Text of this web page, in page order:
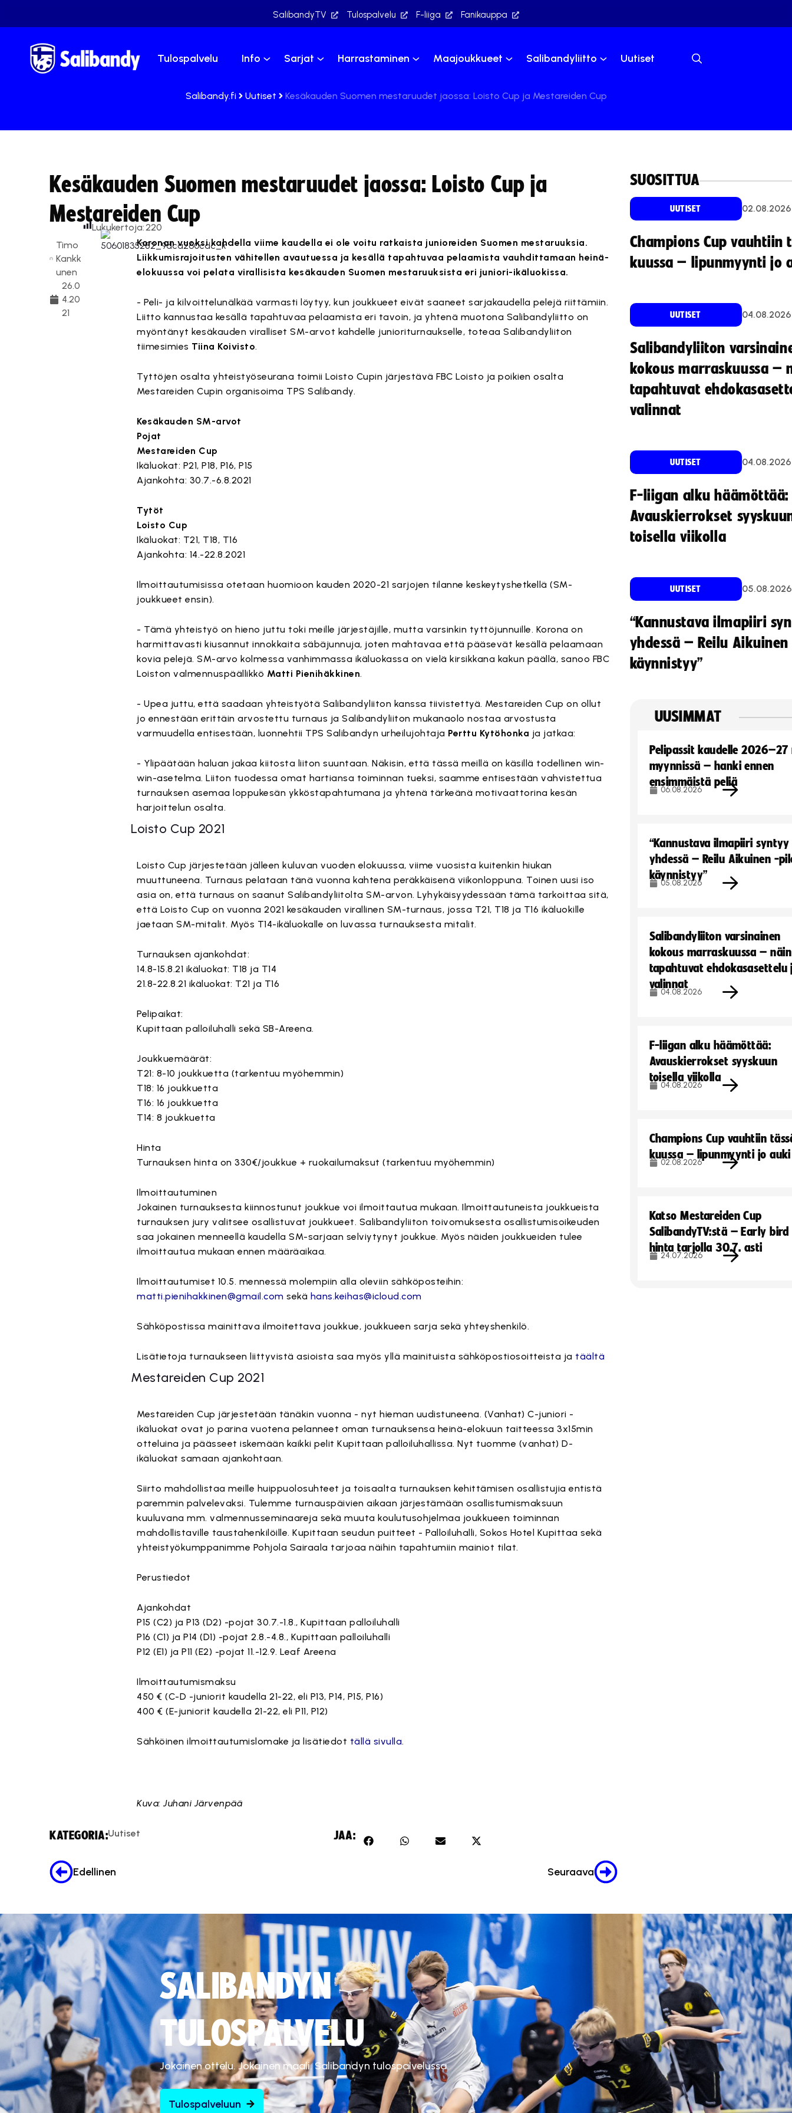
SalibandyTV Tulospalvelu F-liiga Fanikauppa
Tulospalvelu Info Sarjat Harrastaminen Maajoukkueet Salibandyliitto Uutiset
Salibandy.fi Uutiset Kesäkauden Suomen mestaruudet jaossa: Loisto Cup ja Mestareiden Cup
Kesäkauden Suomen mestaruudet jaossa: Loisto Cup ja
Mestareiden Cup
Timo
Kankk
unen
26.0
4.20
21
Lukukertoja:220
Koronan vuoksi kahdella viime kaudella ei ole voitu ratkaista junioreiden Suomen mestaruuksia.
Liikkumisrajoitusten vähitellen avautuessa ja kesällä tapahtuvaa pelaamista vauhdittamaan heinä-
elokuussa voi pelata virallisista kesäkauden Suomen mestaruuksista eri juniori-ikäluokissa.
- Peli- ja kilvoittelunälkää varmasti löytyy, kun joukkueet eivät saaneet sarjakaudella pelejä riittämiin.
Liitto kannustaa kesällä tapahtuvaa pelaamista eri tavoin, ja yhtenä muotona Salibandyliitto on
myöntänyt kesäkauden viralliset SM-arvot kahdelle junioriturnaukselle, toteaa Salibandyliiton
tiimesimies Tiina Koivisto.
Tyttöjen osalta yhteistyöseurana toimii Loisto Cupin järjestävä FBC Loisto ja poikien osalta
Mestareiden Cupin organisoima TPS Salibandy.
Kesäkauden SM-arvot
Pojat
Mestareiden Cup
Ikäluokat: P21, P18, P16, P15
Ajankohta: 30.7.-6.8.2021
Tytöt
Loisto Cup
Ikäluokat: T21, T18, T16
Ajankohta: 14.-22.8.2021
Ilmoittautumisissa otetaan huomioon kauden 2020-21 sarjojen tilanne keskeytyshetkellä (SM-
joukkueet ensin).
- Tämä yhteistyö on hieno juttu toki meille järjestäjille, mutta varsinkin tyttöjunnuille. Korona on
harmittavasti kiusannut innokkaita säbäjunnuja, joten mahtavaa että pääsevät kesällä pelaamaan
kovia pelejä. SM-arvo kolmessa vanhimmassa ikäluokassa on vielä kirsikkana kakun päällä, sanoo FBC
Loiston valmennuspäällikkö Matti Pienihäkkinen.
- Upea juttu, että saadaan yhteistyötä Salibandyliiton kanssa tiivistettyä. Mestareiden Cup on ollut
jo ennestään erittäin arvostettu turnaus ja Salibandyliiton mukanaolo nostaa arvostusta
varmuudella entisestään, luonnehtii TPS Salibandyn urheilujohtaja Perttu Kytöhonka ja jatkaa:
- Ylipäätään haluan jakaa kiitosta liiton suuntaan. Näkisin, että tässä meillä on käsillä todellinen win-
win-asetelma. Liiton tuodessa omat hartiansa toiminnan tueksi, saamme entisestään vahvistettua
turnauksen asemaa loppukesän ykköstapahtumana ja yhtenä tärkeänä motivaattorina kesän
harjoittelun osalta.
Loisto Cup 2021
Loisto Cup järjestetään jälleen kuluvan vuoden elokuussa, viime vuosista kuitenkin hiukan
muuttuneena. Turnaus pelataan tänä vuonna kahtena peräkkäisenä viikonloppuna. Toinen uusi iso
asia on, että turnaus on saanut Salibandyliitolta SM-arvon. Lyhykäisyydessään tämä tarkoittaa sitä,
että Loisto Cup on vuonna 2021 kesäkauden virallinen SM-turnaus, jossa T21, T18 ja T16 ikäluokille
jaetaan SM-mitalit. Myös T14-ikäluokalle on luvassa turnauksesta mitalit.
Turnauksen ajankohdat:
14.8-15.8.21 ikäluokat: T18 ja T14
21.8-22.8.21 ikäluokat: T21 ja T16
Pelipaikat:
Kupittaan palloiluhalli sekä SB-Areena.
Joukkuemäärät:
T21: 8-10 joukkuetta (tarkentuu myöhemmin)
T18: 16 joukkuetta
T16: 16 joukkuetta
T14: 8 joukkuetta
Hinta
Turnauksen hinta on 330€/joukkue + ruokailumaksut (tarkentuu myöhemmin)
Ilmoittautuminen
Jokainen turnauksesta kiinnostunut joukkue voi ilmoittautua mukaan. Ilmoittautuneista joukkueista
turnauksen jury valitsee osallistuvat joukkueet. Salibandyliiton toivomuksesta osallistumisoikeuden
saa jokainen menneellä kaudella SM-sarjaan selviytynyt joukkue. Myös näiden joukkueiden tulee
ilmoittautua mukaan ennen määräaikaa.
Ilmoittautumiset 10.5. mennessä molempiin alla oleviin sähköposteihin:
matti.pienihakkinen@gmail.com sekä hans.keihas@icloud.com
Sähköpostissa mainittava ilmoitettava joukkue, joukkueen sarja sekä yhteyshenkilö.
Lisätietoja turnaukseen liittyvistä asioista saa myös yllä mainituista sähköpostiosoitteista ja täältä
Mestareiden Cup 2021
Mestareiden Cup järjestetään tänäkin vuonna - nyt hieman uudistuneena. (Vanhat) C-juniori -
ikäluokat ovat jo parina vuotena pelanneet oman turnauksensa heinä-elokuun taitteessa 3x15min
otteluina ja päässeet iskemään kaikki pelit Kupittaan palloiluhallissa. Nyt tuomme (vanhat) D-
ikäluokat samaan ajankohtaan.
Siirto mahdollistaa meille huippuolosuhteet ja toisaalta turnauksen kehittämisen osallistujia entistä
paremmin palvelevaksi. Tulemme turnauspäivien aikaan järjestämään osallistumismaksuun
kuuluvana mm. valmennusseminaareja sekä muuta koulutusohjelmaa joukkueen toiminnan
mahdollistaville taustahenkilöille. Kupittaan seudun puitteet - Palloiluhalli, Sokos Hotel Kupittaa sekä
yhteistyökumppanimme Pohjola Sairaala tarjoaa näihin tapahtumiin mainiot tilat.
Perustiedot
Ajankohdat
P15 (C2) ja P13 (D2) -pojat 30.7.-1.8., Kupittaan palloiluhalli
P16 (C1) ja P14 (D1) -pojat 2.8.-4.8., Kupittaan palloiluhalli
P12 (E1) ja P11 (E2) -pojat 11.-12.9. Leaf Areena
Ilmoittautumismaksu
450 € (C-D -juniorit kaudella 21-22, eli P13, P14, P15, P16)
400 € (E-juniorit kaudella 21-22, eli P11, P12)
Sähköinen ilmoittautumislomake ja lisätiedot tällä sivulla.
Kuva: Juhani Järvenpää
KATEGORIA:Uutiset JAA:
Edellinen Seuraava
SUOSITTUA
UUTISET 02.08.2026
Champions Cup vauhtiin
kuussa – lipunmyynti jo
UUTISET 04.08.2026
Salibandyliiton
kokous marraskuussa –
tapahtuvat
valinnat
UUTISET 04.08.2026
F-liigan alku häämöttää:
Avauskierrokset
toisella viikolla
UUTISET 05.08.2026
“Kannustava ilmapiiri
yhdessä – Reilu
käynnistyy”
UUSIMMAT
Pelipassit kaudelle
myynnissä – hanki ennen
ensimmäistä peliä
06.08.2026
“Kannustava ilmapiiri syntyy
yhdessä – Reilu Aikuinen -
käynnistyy”
05.08.2026
Salibandyliiton varsinainen
kokous marraskuussa – näin
tapahtuvat ehdokasasettelu
valinnat
04.08.2026
F-liigan alku häämöttää:
Avauskierrokset syyskuun
toisella viikolla
04.08.2026
Champions Cup vauhtiin
kuussa – lipunmyynti jo auki
02.08.2026
Katso Mestareiden Cup
SalibandyTV:stä – Early
hinta tarjolla 30.7. asti
24.07.2026
SALIBANDYN
TULOSPALVELU
Jokainen ottelu. Jokainen maali. Salibandyn tulospalvelussa.
Tulospalveluun